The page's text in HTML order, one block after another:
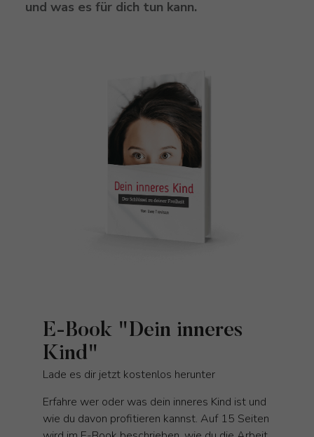
und was es für dich tun kann.
E-Book "Dein inneres
Kind"
Lade es dir jetzt kostenlos herunter
Erfahre wer oder was dein inneres Kind ist und
wie du davon profitieren kannst. Auf 15 Seiten